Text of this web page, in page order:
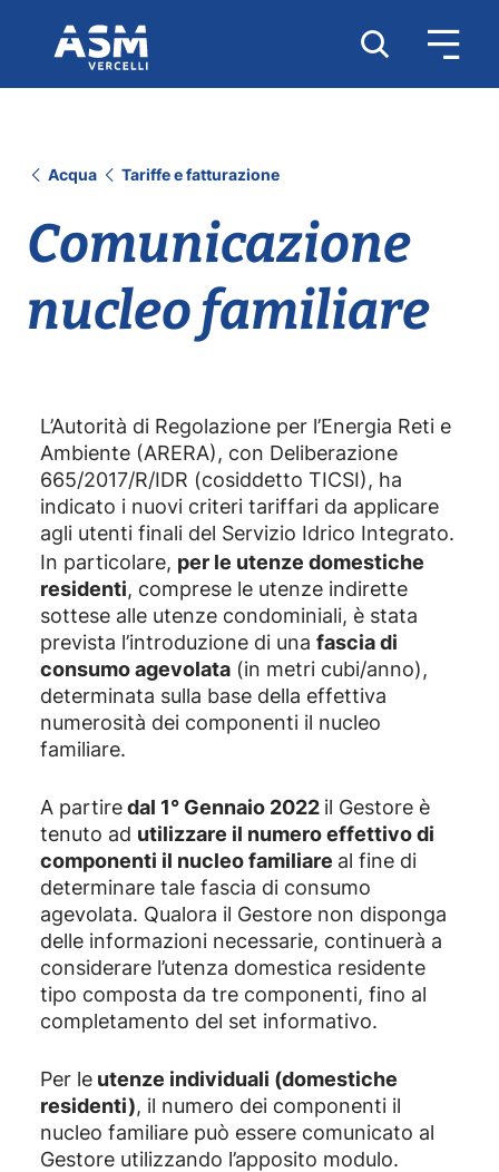
Acqua Tariffe e fatturazione
Comunicazione
nucleo familiare
L’Autorità di Regolazione per l’Energia Reti e
Ambiente (ARERA), con Deliberazione
665/2017/R/IDR (cosiddetto TICSI), ha
indicato i nuovi criteri tariffari da applicare
agli utenti finali del Servizio Idrico Integrato.
In particolare, per le utenze domestiche
residenti, comprese le utenze indirette
sottese alle utenze condominiali, è stata
prevista l’introduzione di una fascia di
consumo agevolata (in metri cubi/anno),
determinata sulla base della effettiva
numerosità dei componenti il nucleo
familiare.
A partiredal 1° Gennaio 2022 il Gestore è
tenuto ad utilizzare il numero effettivo di
componenti il nucleo familiare al fine di
determinare tale fascia di consumo
agevolata. Qualora il Gestore non disponga
delle informazioni necessarie, continuerà a
considerare l’utenza domestica residente
tipo composta da tre componenti, fino al
completamento del set informativo.
Per le utenze individuali (domestiche
residenti), il numero dei componenti il
nucleo familiare può essere comunicato al
Gestore utilizzando l’apposito modulo.